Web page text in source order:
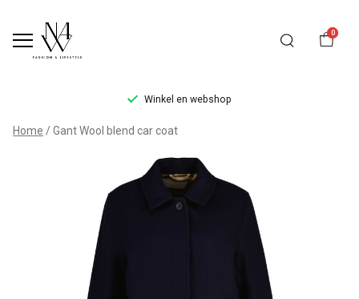
0
Winkel en webshop
Gant
Home Gant Wool blend car coat